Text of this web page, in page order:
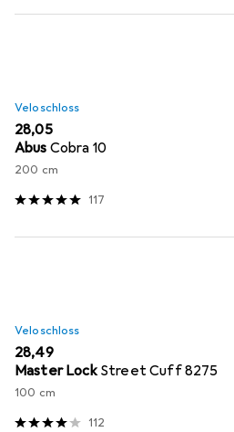
Veloschloss
EUR
28,05
Abus Cobra 10
200 cm
117
Veloschloss
EUR
28,49
Master Lock Street Cuff 8275
100 cm
112